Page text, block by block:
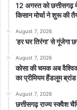
12 अगस्त को छत्तीसगढ़
किसान मोर्चा ने शुरू की
August 7, 2026
‘हर घर तिरंगा’ से गूंजेगा
August 7, 2026
कोसा की चमक अब
का प्रीमियम हैंडलूम
August 7, 2026
छत्तीसगढ़ राज्य स्क्वैश